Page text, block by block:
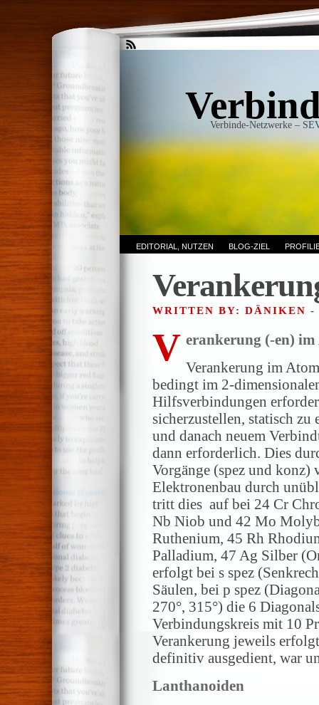
Verbinde-Netzwerke –
EDITORIAL, NUTZEN BLOG-ZIEL
WRITTEN BY: DÄNIKEN -
V erankerung (-en)
Verankerung im
bedingt im 2-
Hilfsverbindungen
sicherzustellen, statisch
und danach neuem
dann erforderlich. Dies
Vorgänge (spez und konz)
Elektronenbau durch
tritt dies auf bei 24 Cr
Nb Niob und 42 Mo
Ruthenium, 45 Rh
Palladium, 47 Ag Silber
erfolgt bei s spez
Säulen, bei p spez
270°, 315°) die 6
Verbindungskreis mit 10
Verankerung jeweils
definitiv ausgedient, war
Lanthanoiden